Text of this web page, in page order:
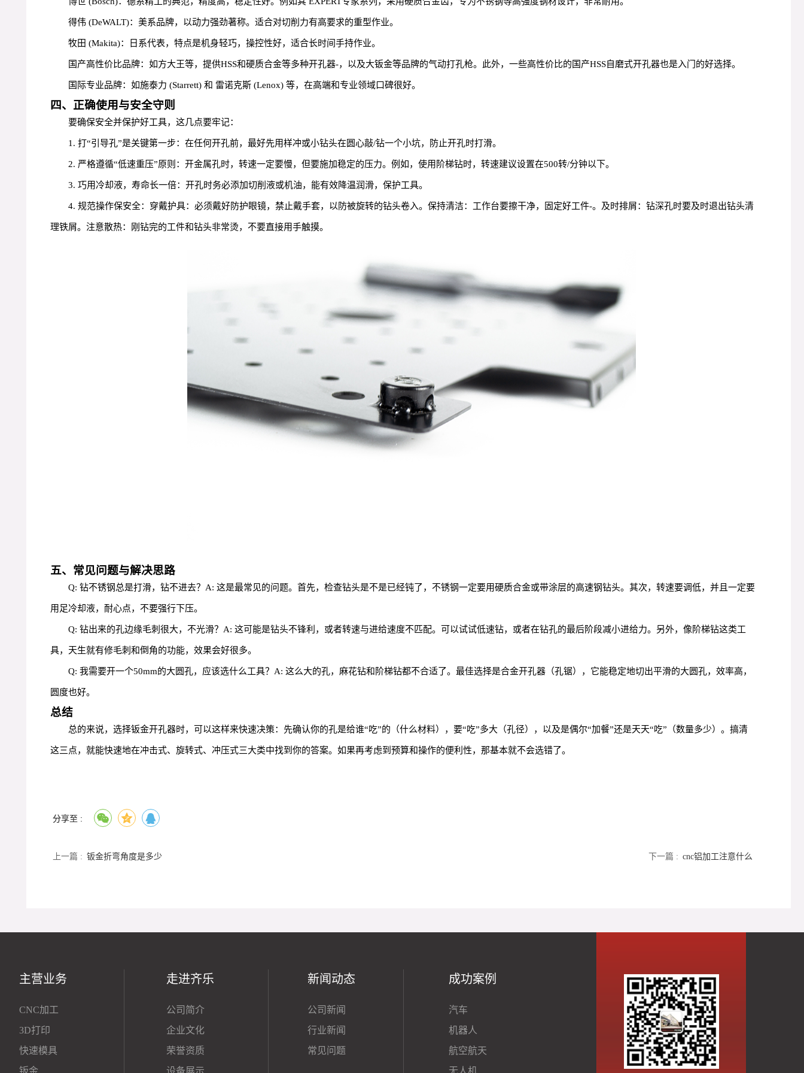
得伟 (DeWALT)：美系品牌，以动力强劲著称。适合对切削力有高要求的重型作业。
牧田 (Makita)：日系代表，特点是机身轻巧，操控性好，适合长时间手持作业。
国产高性价比品牌：如方大王等，提供HSS和硬质合金等多种开孔器-，以及大钣金等品牌的气动打孔枪。此外，一些高性价比的国产HSS自磨式开孔器也是入门的好选择。
国际专业品牌：如施泰力 (Starrett) 和 雷诺克斯 (Lenox) 等，在高端和专业领域口碑很好。
四、正确使用与安全守则
要确保安全并保护好工具，这几点要牢记：
1. 打“引导孔”是关键第一步：在任何开孔前，最好先用样冲或小钻头在圆心敲/钻一个小坑，防止开孔时打滑。
2. 严格遵循“低速重压”原则：开金属孔时，转速一定要慢，但要施加稳定的压力。例如，使用阶梯钻时，转速建议设置在500转/分钟以下。
3. 巧用冷却液，寿命长一倍：开孔时务必添加切削液或机油，能有效降温润滑，保护工具。
4. 规范操作保安全：穿戴护具：必须戴好防护眼镜，禁止戴手套，以防被旋转的钻头卷入。保持清洁：工作台要擦干净，固定好工件-。及时排屑：钻深孔时要及时退出钻头清
理铁屑。注意散热：刚钻完的工件和钻头非常烫，不要直接用手触摸。
五、常见问题与解决思路
Q: 钻不锈钢总是打滑，钻不进去？A: 这是最常见的问题。首先，检查钻头是不是已经钝了，不锈钢一定要用硬质合金或带涂层的高速钢钻头。其次，转速要调低，并且一定要
用足冷却液，耐心点，不要强行下压。
Q: 钻出来的孔边缘毛刺很大，不光滑？A: 这可能是钻头不锋利，或者转速与进给速度不匹配。可以试试低速钻，或者在钻孔的最后阶段减小进给力。另外，像阶梯钻这类工
具，天生就有修毛刺和倒角的功能，效果会好很多。
Q: 我需要开一个50mm的大圆孔，应该选什么工具？A: 这么大的孔，麻花钻和阶梯钻都不合适了。最佳选择是合金开孔器（孔锯），它能稳定地切出平滑的大圆孔，效率高，
圆度也好。
总结
总的来说，选择钣金开孔器时，可以这样来快速决策：先确认你的孔是给谁“吃”的（什么材料），要“吃”多大（孔径），以及是偶尔“加餐”还是天天“吃”（数量多少）。搞清
这三点，就能快速地在冲击式、旋转式、冲压式三大类中找到你的答案。如果再考虑到预算和操作的便利性，那基本就不会选错了。
分享至 :
上一篇 : 钣金折弯角度是多少 下一篇 : cnc铝加工注意什么
主营业务
CNC加工
3D打印
快速模具
钣金
走进齐乐
公司简介
企业文化
荣誉资质
设备展示
新闻动态
公司新闻
行业新闻
常见问题
成功案例
汽车
机器人
航空航天
无人机